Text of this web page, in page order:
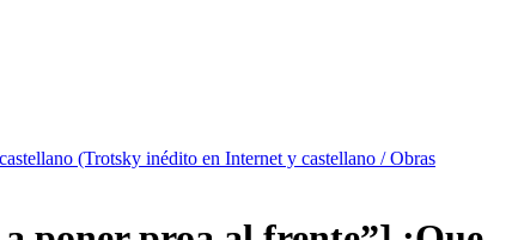
(Trotsky inédito en Internet y castellano / Obras